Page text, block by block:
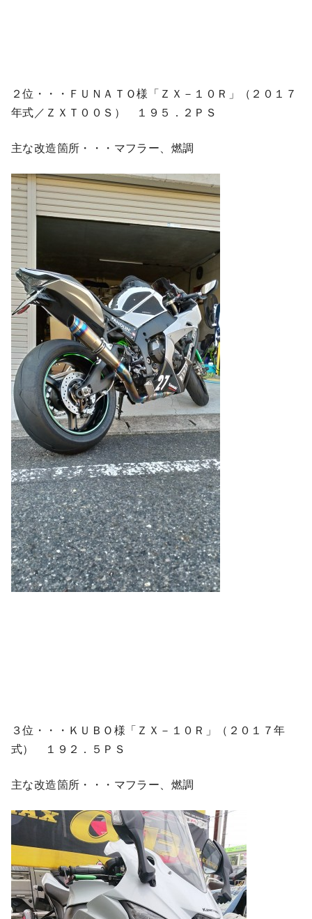
２位・・・ＦＵＮＡＴＯ様「ＺＸ－１０Ｒ」（２０１７
年式／ＺＸＴ００Ｓ） １９５．２ＰＳ
主な改造箇所・・・マフラー、燃調
３位・・・ＫＵＢＯ様「ＺＸ－１０Ｒ」（２０１７年
式） １９２．５ＰＳ
主な改造箇所・・・マフラー、燃調